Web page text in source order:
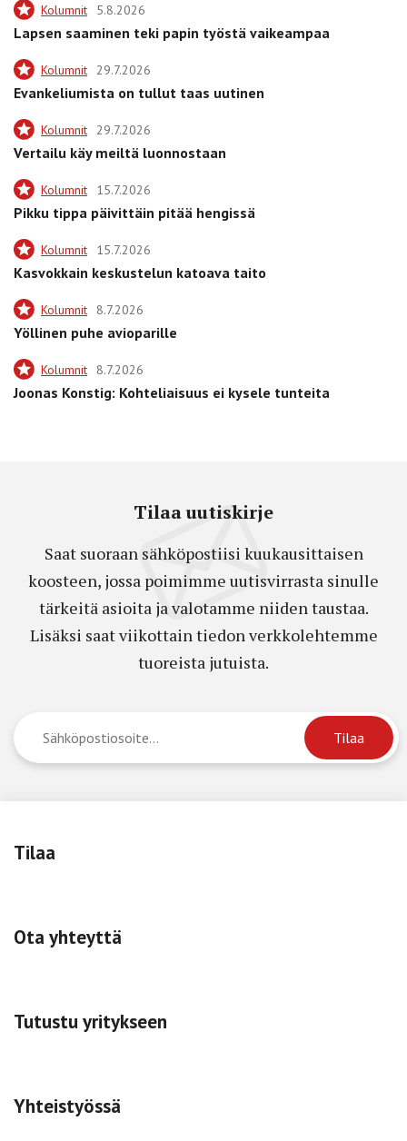
Kolumnit 5.8.2026
Lapsen saaminen teki papin työstä vaikeampaa
Kolumnit 29.7.2026
Evankeliumista on tullut taas uutinen
Kolumnit 29.7.2026
Vertailu käy meiltä luonnostaan
Kolumnit 15.7.2026
Pikku tippa päivittäin pitää hengissä
Kolumnit 15.7.2026
Kasvokkain keskustelun katoava taito
Kolumnit 8.7.2026
Yöllinen puhe avioparille
Kolumnit 8.7.2026
Joonas Konstig: Kohteliaisuus ei kysele tunteita
Tilaa uutiskirje
Saat suoraan sähköpostiisi kuukausittaisen
koosteen, jossa poimimme uutisvirrasta sinulle
tärkeitä asioita ja valotamme niiden taustaa.
Lisäksi saat viikottain tiedon verkkolehtemme
tuoreista jutuista.
Tilaa
Ota yhteyttä
Tutustu yritykseen
Yhteistyössä